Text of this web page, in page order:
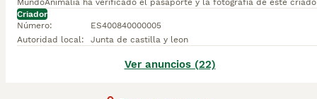
MundoAnimalia ha verificado el pasaporte y la fotografía de este
Criador
Número:
ES400840000005
Autoridad local: Junta de castilla y leon
Ver anuncios (22)